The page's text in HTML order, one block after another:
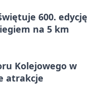
600. edycję
na 5 km
Kolejowego w
atrakcje